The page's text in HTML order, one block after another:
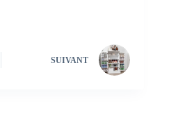
SUIVANT